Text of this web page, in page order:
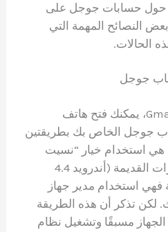
حول حسابات جوجل على
النصائح المهمة التي
الحالات.
جوجل
إذا كنت من مستخدمي Gmail، يمكنك فتح هاتف
جوجل الخاص بك بطريقتين
هي استخدام خيار “نسيت
النمط” المتاح في الإصدارات القديمة (أندرويد 4.4
فهي استخدام مدير جهاز
لكن تذكر أن هذه الطريقة
مسبقًا وتشغيل نظام